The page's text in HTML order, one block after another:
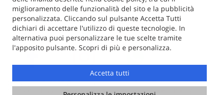
Registro delle imprese:PV
Copyright © 2026 GestionaleAuto.com S.r.l., Tutti i diritti
Leggi l'informativa sulla privacy - Cookie Policy
miglioramento delle funzionalità del sito e la pubblicità
personalizzata. Cliccando sul pulsante Accetta Tutti
dichiari di accettare l'utilizzo di queste tecnologie. In
alternativa puoi personalizzare le tue scelte tramite
l'apposito pulsante. Scopri di più e personalizza.
Accetta tutti
modificare
le
tue
scelte
in
qualsiasi